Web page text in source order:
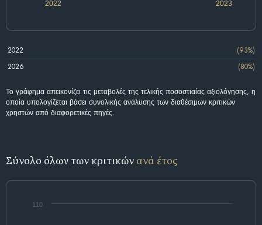
2022 2023
2022
(93%)
2026
(80%)
Το γράφημα απεικονίζει τις μεταβολές της τελικής ποσοστιαίας αξιολόγησης, η
οποία υπολογίζεται βάσει συνολικής ανάλυσης των διαθέσιμων κριτικών
χρηστών από διαφορετικές πηγές.
Σύνολο όλων των κριτικών ανά έτος
110